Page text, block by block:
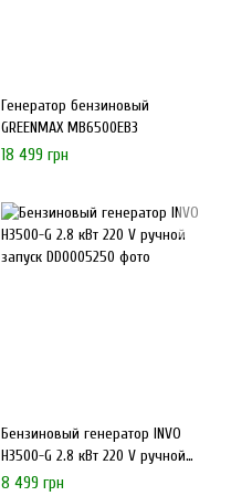
Генератор бензиновый
GREENMAX MB6500EB3
18 499 грн
Бензиновый генератор INVO
H3500-G 2.8 кВт 220 V ручной
запуск
8 499 грн